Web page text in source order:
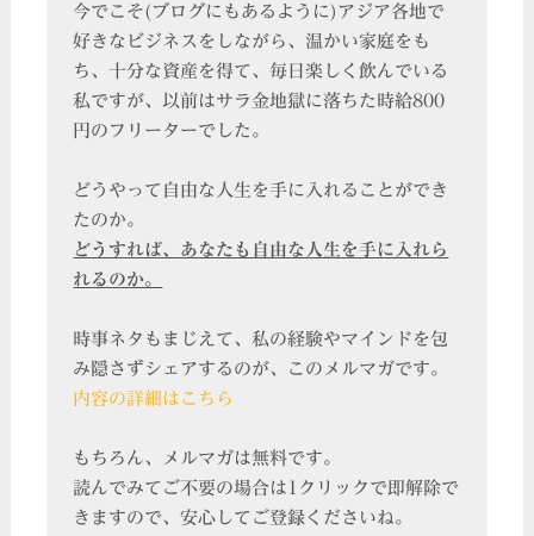
今でこそ(ブログにもあるように)アジア各地で
好きなビジネスをしながら、温かい家庭をも
ち、十分な資産を得て、毎日楽しく飲んでいる
私ですが、以前はサラ金地獄に落ちた時給800
円のフリーターでした。
どうやって自由な人生を手に入れることができ
たのか。
どうすれば、あなたも自由な人生を手に入れら
れるのか。
時事ネタもまじえて、私の経験やマインドを包
み隠さずシェアするのが、このメルマガです。
内容の詳細はこちら
もちろん、メルマガは無料です。
読んでみてご不要の場合は1クリックで即解除で
きますので、安心してご登録くださいね。